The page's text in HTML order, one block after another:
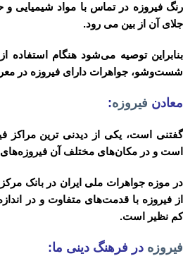
رنگ‌ فیروزه‌ در تماس‌ با مواد شیمیایی‌ و
جلای‌ آن‌ از بین‌ می ‌رود.
بنابراین‌ توصیه‌ می‌شود هنگام‌ استفاده‌
شست‌وشو، جواهرات‌ دارای‌ فیروزه‌ در
معادن فیروزه:
گفتنی‌ است، یکی‌ از دیدنی ‌ترین‌ مراکز
است‌ و در مکان‌های‌ مختلف‌ آن‌
در موزه‌ جواهرات‌ ملی‌ ایران‌ در بانک‌
از فیروزه‌ با قدمت‌های‌ متفاوت‌ و در
کم ‌نظیر است.
فیروزه در فرهنگ دینی ما: